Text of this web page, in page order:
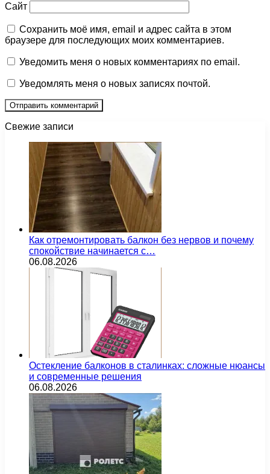
Сайт
Сохранить моё имя, email и адрес сайта в этом
браузере для последующих моих комментариев.
Уведомить меня о новых комментариях по email.
Уведомлять меня о новых записях почтой.
Свежие записи
Как отремонтировать балкон без нервов и почему
спокойствие начинается с…
06.08.2026
Остекление балконов в сталинках: сложные нюансы
и современные решения
06.08.2026